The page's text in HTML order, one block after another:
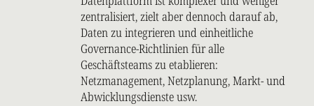
zentralisiert, zielt aber dennoch darauf ab,
Daten zu integrieren und einheitliche
Governance-Richtlinien für alle
Geschäftsteams zu etablieren:
Netzmanagement, Netzplanung, Markt- und
Abwicklungsdienste usw.